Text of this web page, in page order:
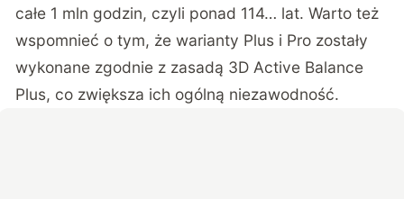
całe 1 mln godzin, czyli ponad 114… lat. Warto też
wspomnieć o tym, że warianty Plus i Pro zostały
wykonane zgodnie z zasadą 3D Active Balance
Plus, co zwiększa ich ogólną niezawodność.